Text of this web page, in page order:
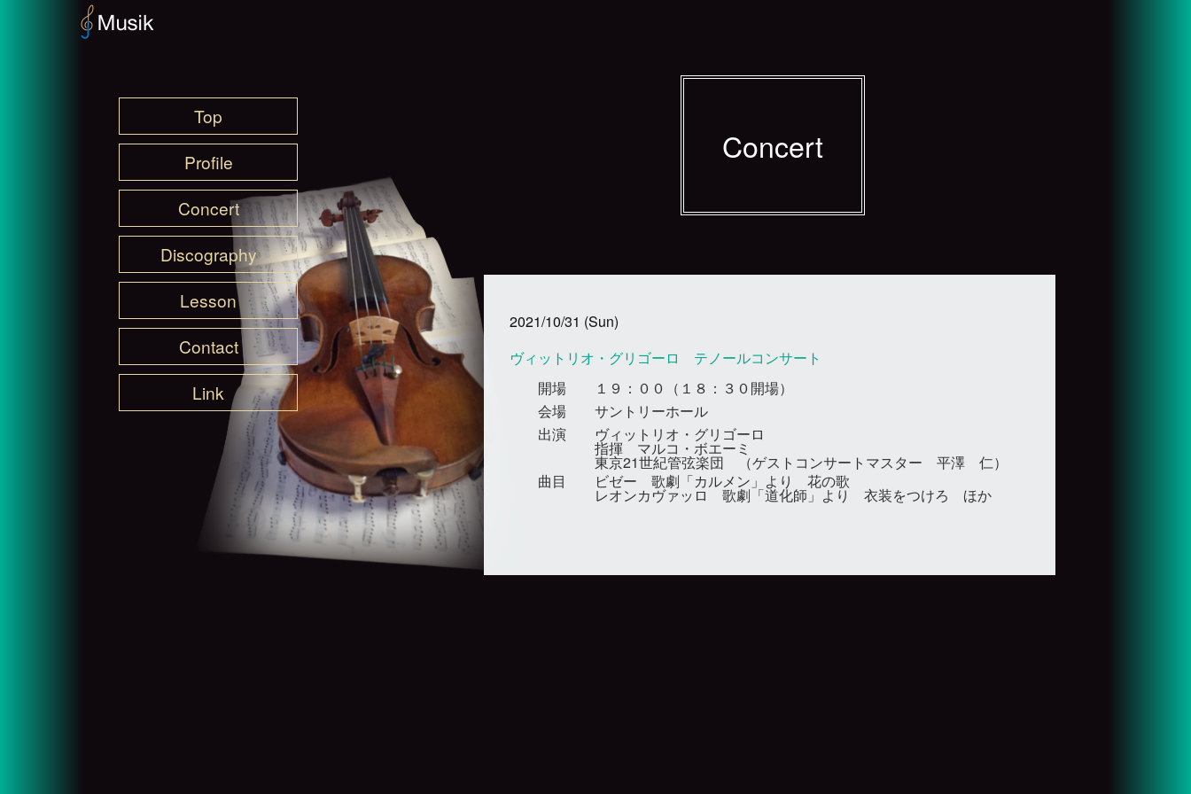
Concert
Top
Profile
Concert
Discography
Lesson
Contact
Link
2021/10/31 (Sun)
ヴィットリオ・グリゴーロ テノールコンサート
開場
１９：００（１８：３０開場）
会場
サントリーホール
出演
ヴィットリオ・グリゴーロ
指揮 マルコ・ボエーミ
東京21世紀管弦楽団 （ゲストコンサートマスター 平澤 仁）
曲目
ビゼー 歌劇「カルメン」より 花の歌
レオンカヴァッロ 歌劇「道化師」より 衣装をつけろ ほか